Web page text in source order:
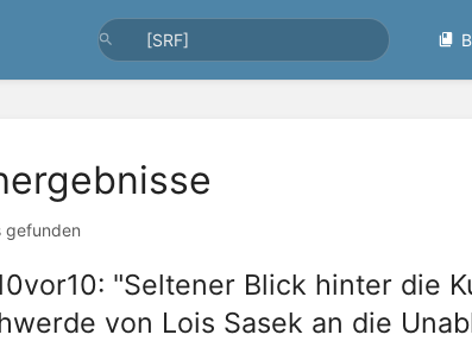
gefunden
"Seltener Blick hinter die
von Lois Sasek an die